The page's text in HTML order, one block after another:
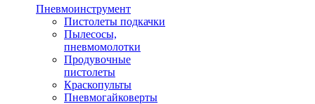
Пневмоинструмент
Пистолеты подкачки
Пылесосы,
пневмомолотки
Продувочные
пистолеты
Краскопульты
Пневмогайковерты